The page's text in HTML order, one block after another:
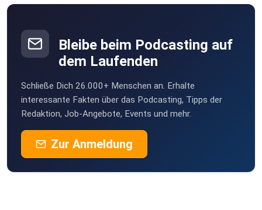
YouTube:
Bleibe beim Podcasting auf
dem Laufenden
Schließe Dich 26.000+ Menschen an. Erhalte
interessante Fakten über das Podcasting, Tipps der
Redaktion, Job-Angebote, Events und mehr.
Zur Anmeldung